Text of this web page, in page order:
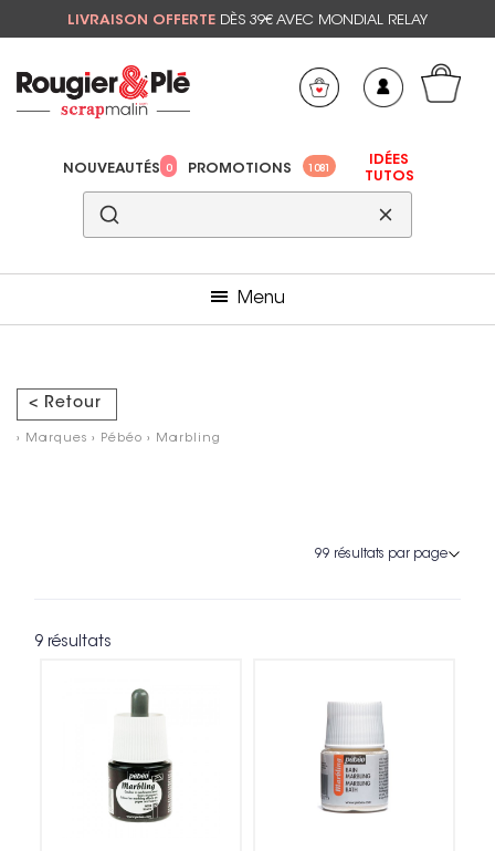
LIVRAISON OFFERTE DÈS 39€ AVEC MONDIAL RELAY
NOUVEAUTÉS 0 PROMOTIONS 1081
IDÉES
TUTOS
Menu
< Retour
› Marques › Pébéo › Marbling
9 résultats